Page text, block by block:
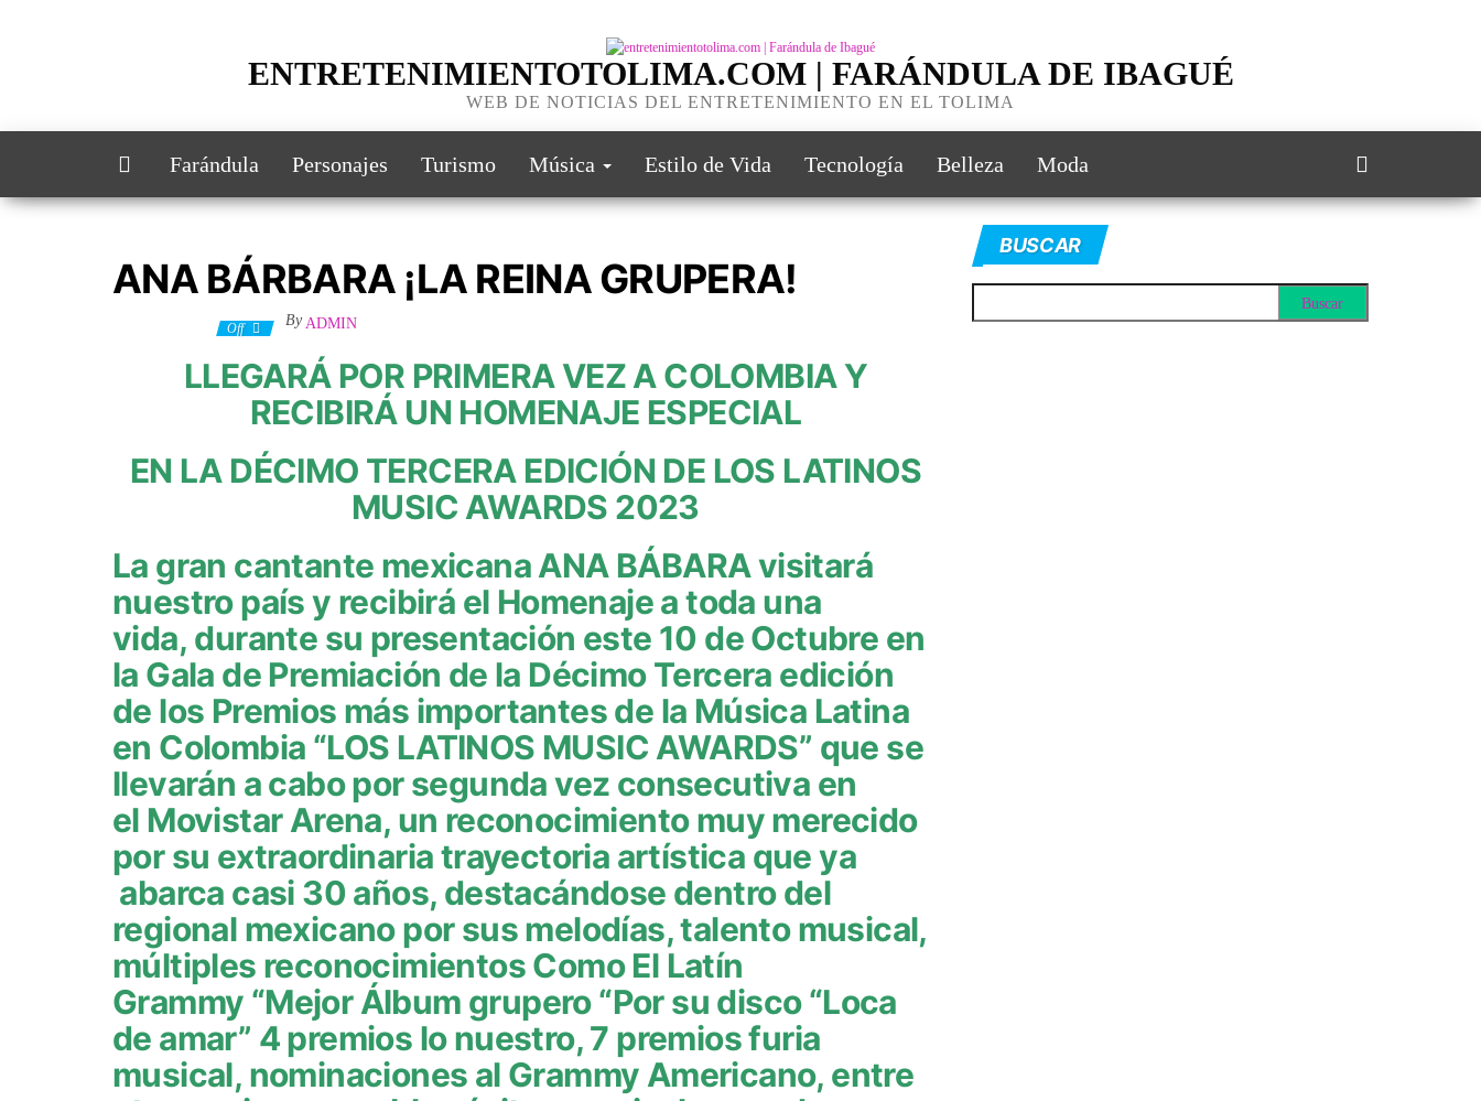
ENTRETENIMIENTOTOLIMA.COM | FARÁNDULA DE IBAGUÉ
WEB DE NOTICIAS DEL ENTRETENIMIENTO EN EL TOLIMA
Farándula Personajes Turismo Música Estilo de Vida Tecnología Belleza Moda
ANA BÁRBARA ¡LA REINA GRUPERA!
Off By ADMIN
LLEGARÁ POR PRIMERA VEZ A COLOMBIA Y
RECIBIRÁ UN HOMENAJE ESPECIAL
EN LA DÉCIMO TERCERA EDICIÓN DE LOS LATINOS
MUSIC AWARDS 2023
La gran cantante mexicana ANA BÁBARA visitará
nuestro país y recibirá el Homenaje a toda una
vida, durante su presentación este 10 de Octubre en
la Gala de Premiación de la Décimo Tercera edición
de los Premios más importantes de la Música Latina
en Colombia “LOS LATINOS MUSIC AWARDS” que se
llevarán a cabo por segunda vez consecutiva en
el Movistar Arena, un reconocimiento muy merecido
por su extraordinaria trayectoria artística que ya
abarca casi 30 años, destacándose dentro del
regional mexicano por sus melodías, talento musical,
múltiples reconocimientos Como El Latín
Grammy “Mejor Álbum grupero “Por su disco “Loca
de amar” 4 premios lo nuestro, 7 premios furia
musical, nominaciones al Grammy Americano, entre
BUSCAR